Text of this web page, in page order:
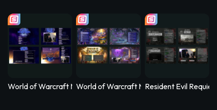
World of Warcraft Midnight Animated Stream Overlay –
World of Warcraft Midnight Animated
Resident Evil